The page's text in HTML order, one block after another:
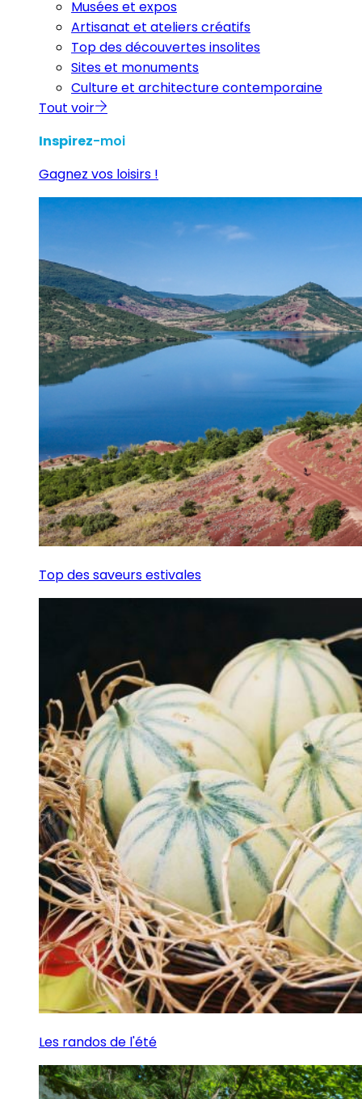
Musées et expos
Artisanat et ateliers créatifs
Top des découvertes insolites
Sites et monuments
Culture et architecture contemporaine
Tout voir
Inspirez-moi
Gagnez vos loisirs !
Top des saveurs estivales
Les randos de l'été